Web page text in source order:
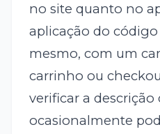
no site quanto no
aplicação do
mesmo, com um
carrinho ou
verificar a
ocasionalmente